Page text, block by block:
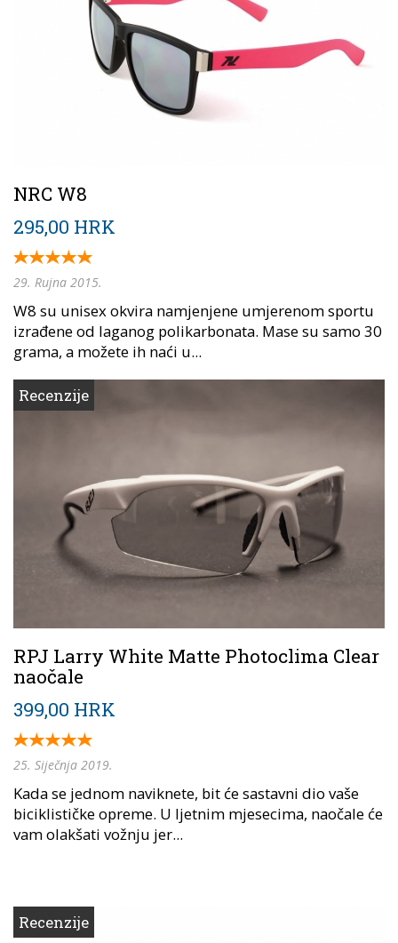
NRC W8
295,00 HRK
29. Rujna 2015.
W8 su unisex okvira namjenjene umjerenom sportu
izrađene od laganog polikarbonata. Mase su samo 30
grama, a možete ih naći u...
Recenzije
RPJ Larry White Matte Photoclima Clear
naočale
399,00 HRK
25. Siječnja 2019.
Kada se jednom naviknete, bit će sastavni dio vaše
biciklističke opreme. U ljetnim mjesecima, naočale će
vam olakšati vožnju jer...
Recenzije